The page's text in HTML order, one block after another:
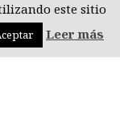
este sitio
Leer más